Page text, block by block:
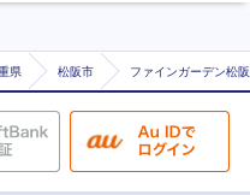
県 松阪市 ファインガーデン松